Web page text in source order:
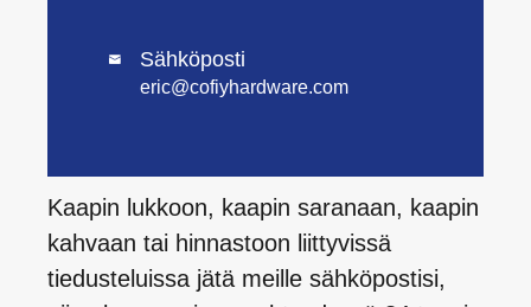
 Sähköposti
eric@cofiyhardware.com
Kaapin lukkoon, kaapin saranaan, kaapin
kahvaan tai hinnastoon liittyvissä
tiedusteluissa jätä meille sähköpostisi,